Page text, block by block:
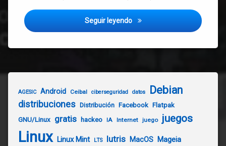
Seguir leyendo Hackean a la Masonería
AGESIC Android Ceibal ciberseguridad datos Debian
distribuciones Distribución Facebook Flatpak
GNU/Linux gratis hackeo IA Internet juego juegos
Linux Linux Mint LTS lutris MacOS Mageia